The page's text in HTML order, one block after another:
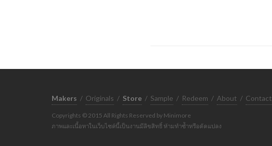
Makers / Originals / Store / Sample / Redeem / About / Contact
Copyrights © 2015 All Rights Reserved by Minimore
ภาพและเนื้อหาในเว็บไซต์นี้เป็นงานมีลิขสิทธิ์ ห้ามทำซ้ำหรือดัดแปลง